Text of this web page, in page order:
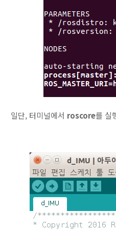
일단, 터미널에서 roscore를 실